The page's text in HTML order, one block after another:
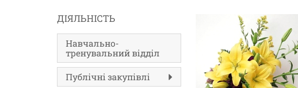
ДІЯЛЬНІСТЬ
Навчально-
тренувальний відділ
Публічні закупівлі